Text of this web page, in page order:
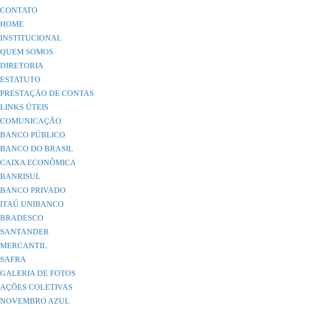
CONTATO
HOME
INSTITUCIONAL
QUEM SOMOS
DIRETORIA
ESTATUTO
PRESTAÇÃO DE CONTAS
LINKS ÚTEIS
COMUNICAÇÃO
BANCO PÚBLICO
BANCO DO BRASIL
CAIXA ECONÔMICA
BANRISUL
BANCO PRIVADO
ITAÚ UNIBANCO
BRADESCO
SANTANDER
MERCANTIL
SAFRA
GALERIA DE FOTOS
AÇÕES COLETIVAS
NOVEMBRO AZUL